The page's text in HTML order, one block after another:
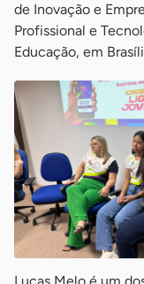
de Inovação e
Profissional e
Educação, em